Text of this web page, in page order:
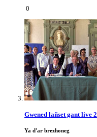
0
Gwened lañset gant live
Ya d'ar brezhoneg